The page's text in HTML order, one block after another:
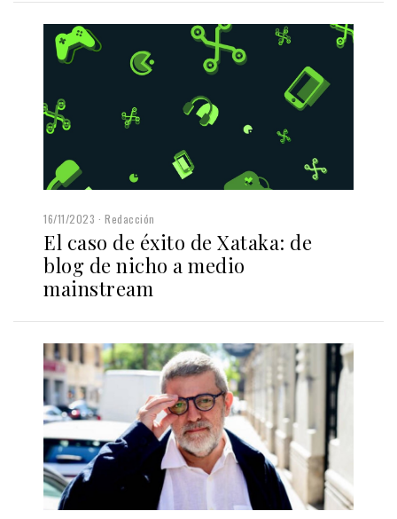
16/11/2023 Redacción
El caso de éxito de Xataka: de
blog de nicho a medio
mainstream